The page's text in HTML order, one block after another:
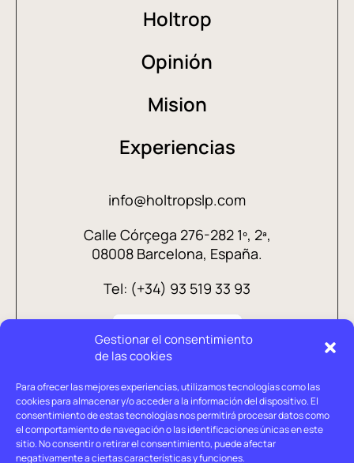
Gestionar el consentimiento
de las cookies
Para ofrecer las mejores experiencias, utilizamos tecnologías como las
cookies para almacenar y/o acceder a la información del dispositivo. El
consentimiento de estas tecnologías nos permitirá procesar datos como
el comportamiento de navegación o las identificaciones únicas en este
sitio. No consentir o retirar el consentimiento, puede afectar
negativamente a ciertas características y funciones.
Holtrop
Opinión
Mision
Experiencias
info@holtropslp.com
Calle Córçega 276-282 1º, 2ª,
08008 Barcelona, España.
Tel: (+34) 93 519 33 93